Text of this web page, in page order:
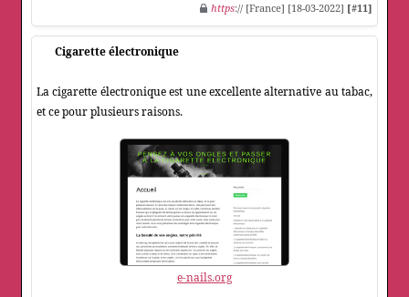
https:// [France] [18-03-2022] [#11]
Cigarette électronique
La cigarette électronique est une excellente alternative au tabac,
et ce pour plusieurs raisons.
e-nails.org